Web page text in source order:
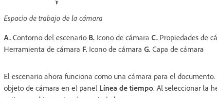
Espacio de trabajo de la cámara
A. Contorno del escenario B. Icono de cámara C. Propiedades de
Herramienta de cámara F. Icono de cámara G. Capa de cámara
El escenario ahora funciona como una cámara para el
objeto de cámara en el panel Línea de tiempo. Al seleccionar la